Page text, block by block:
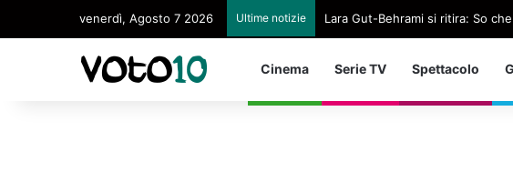
venerdì, Agosto 7 2026 Ultime notizie Lara Gut-Behrami si ritira: So
Cinema Serie TV Spettacolo